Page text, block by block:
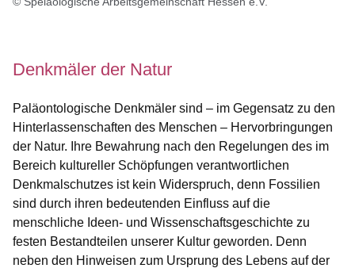
Denkmäler der Natur
Paläontologische Denkmäler sind – im Gegensatz zu den
Hinterlassenschaften des Menschen – Hervorbringungen
der Natur. Ihre Bewahrung nach den Regelungen des im
Bereich kultureller Schöpfungen verantwortlichen
Denkmalschutzes ist kein Widerspruch, denn Fossilien
sind durch ihren bedeutenden Einfluss auf die
menschliche Ideen- und Wissenschaftsgeschichte zu
festen Bestandteilen unserer Kultur geworden. Denn
neben den Hinweisen zum Ursprung des Lebens auf der